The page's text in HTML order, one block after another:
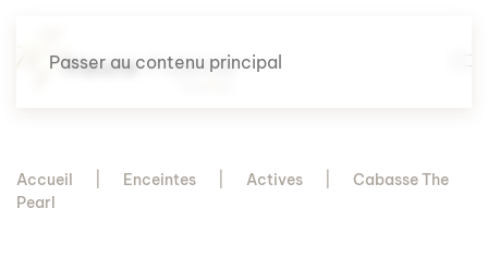
Passer au contenu principal
Accueil Enceintes Actives
Cabasse The
Pearl